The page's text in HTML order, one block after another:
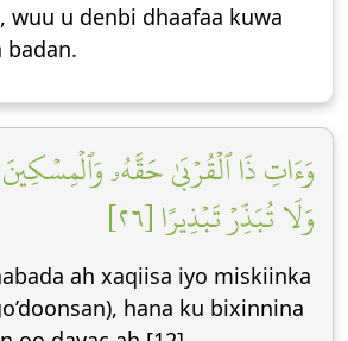
wuu u denbi dhaafaa kuwa
badan.
وَءَاتِ ذَا ٱلۡقُرۡبَىٰ حَقَّهُۥ
وَلَا تُبَذِّرۡ تَبۡذِيرًا [٢٦]
ah xaqiisa iyo miskiinka
hana ku bixinnina